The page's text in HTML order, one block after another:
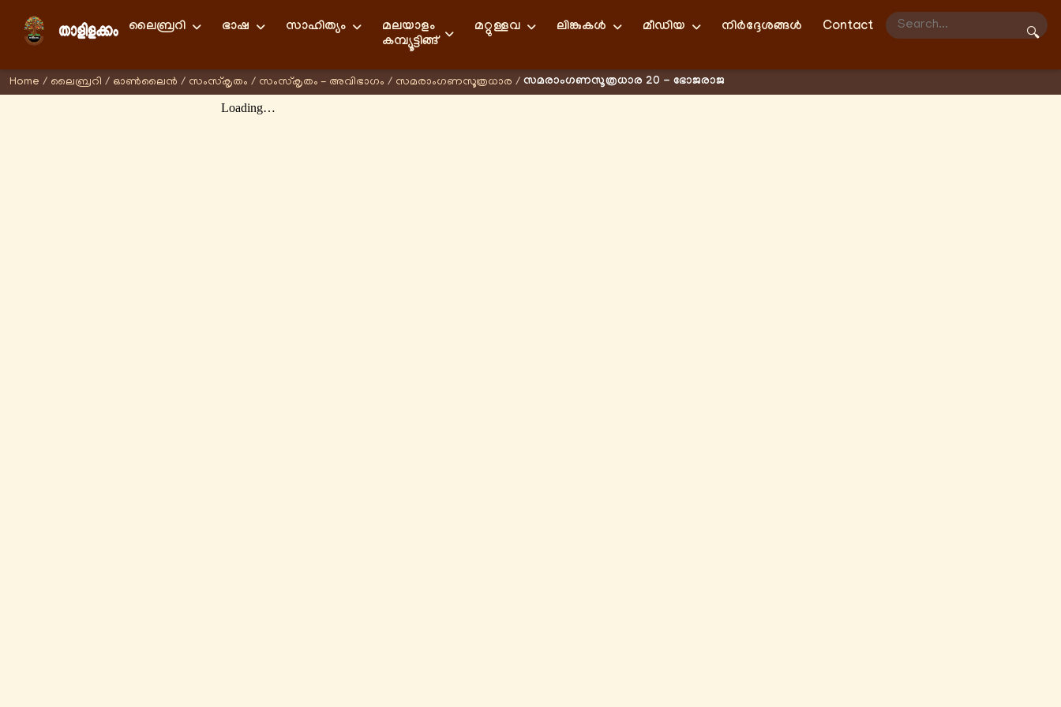
ലൈബ്രറി ഭാഷ സാഹിത്യം
മലയാളം
കമ്പ്യൂട്ടിങ്ങ്
മറ്റുള്ളവ ലിങ്കുകള്‍ മീഡിയ നിർദ്ദേശങ്ങൾ Contact
🔍
Home / ലൈബ്രറി / ഓണ്‍ലൈന്‍ / സംസ്കൃതം / സംസ്കൃതം - അവിഭാഗം / സമരാംഗണസൂത്രധാര / സമരാംഗണസൂത്രധാര 20 - ഭോജരാജ